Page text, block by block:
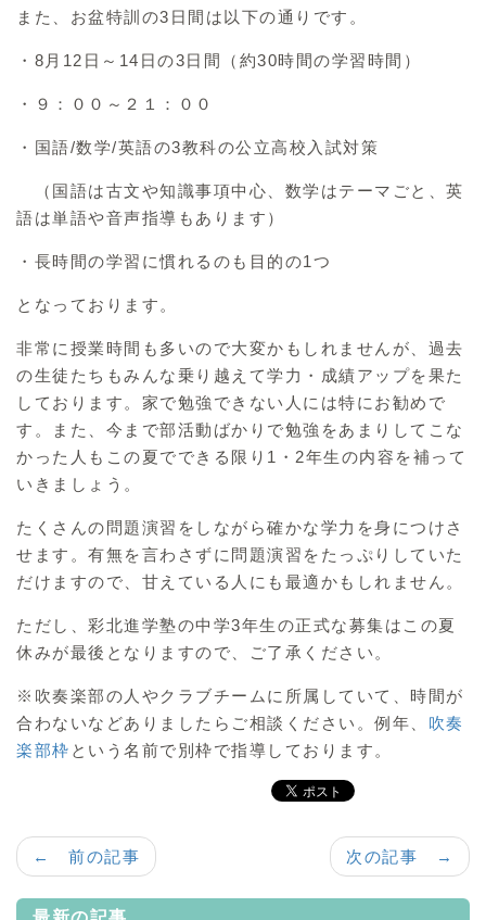
また、お盆特訓の3日間は以下の通りです。
・8月12日～14日の3日間（約30時間の学習時間）
・９：００～２１：００
・国語/数学/英語の3教科の公立高校入試対策
（国語は古文や知識事項中心、数学はテーマごと、英
語は単語や音声指導もあります）
・長時間の学習に慣れるのも目的の1つ
となっております。
非常に授業時間も多いので大変かもしれませんが、過去
の生徒たちもみんな乗り越えて学力・成績アップを果た
しております。家で勉強できない人には特にお勧めで
す。また、今まで部活動ばかりで勉強をあまりしてこな
かった人もこの夏でできる限り1・2年生の内容を補って
いきましょう。
たくさんの問題演習をしながら確かな学力を身につけさ
せます。有無を言わさずに問題演習をたっぷりしていた
だけますので、甘えている人にも最適かもしれません。
ただし、彩北進学塾の中学3年生の正式な募集はこの夏
休みが最後となりますので、ご了承ください。
※吹奏楽部の人やクラブチームに所属していて、時間が
合わないなどありましたらご相談ください。例年、 吹奏
楽部枠 という名前で別枠で指導しております。
次の記事 →
← 前の記事